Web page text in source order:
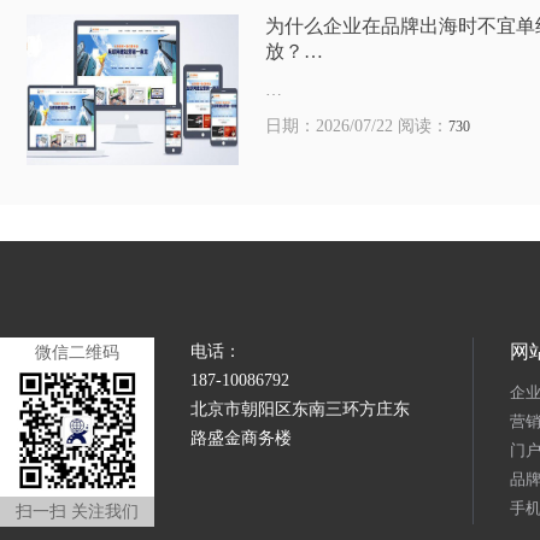
为什么企业在品牌出海时不宜
放？…
…
日期：2026/07/22 阅读： 730
微信二维码
扫一扫 关注我们
电话：
187-10086792
北京市朝阳区东南三环方庄东
路盛金商务楼
网
企
营
门
品
手